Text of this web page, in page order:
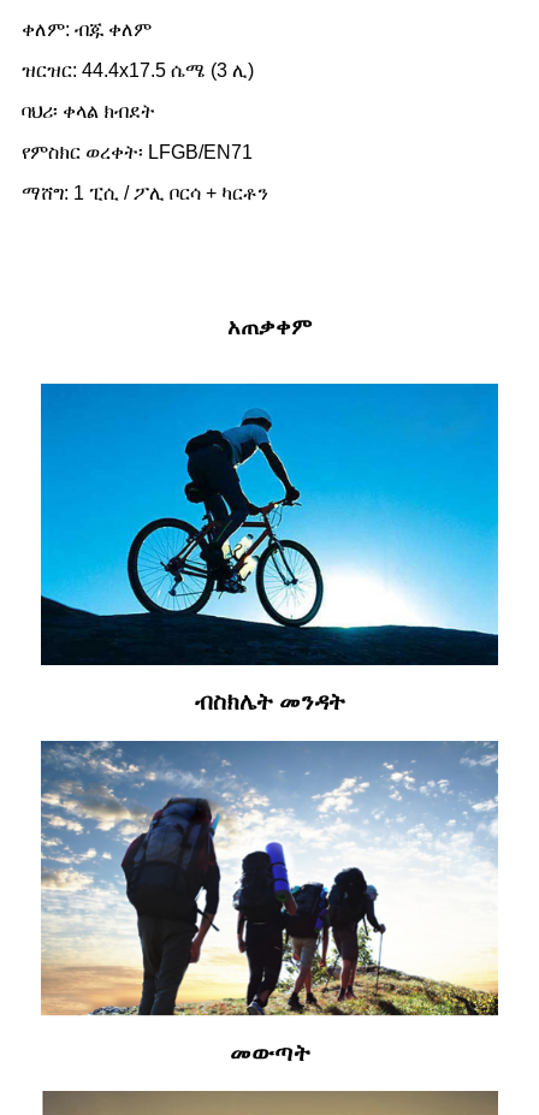
ቀለም: ብጁ ቀለም
ዝርዝር: 44.4x17.5 ሴሜ (3 ሊ)
ባህሪ፡ ቀላል ክብደት
የምስክር ወረቀት፡ LFGB/EN71
ማሸግ: 1 ፒሲ / ፖሊ ቦርሳ + ካርቶን
አጠቃቀም
ብስክሌት መንዳት
መውጣት